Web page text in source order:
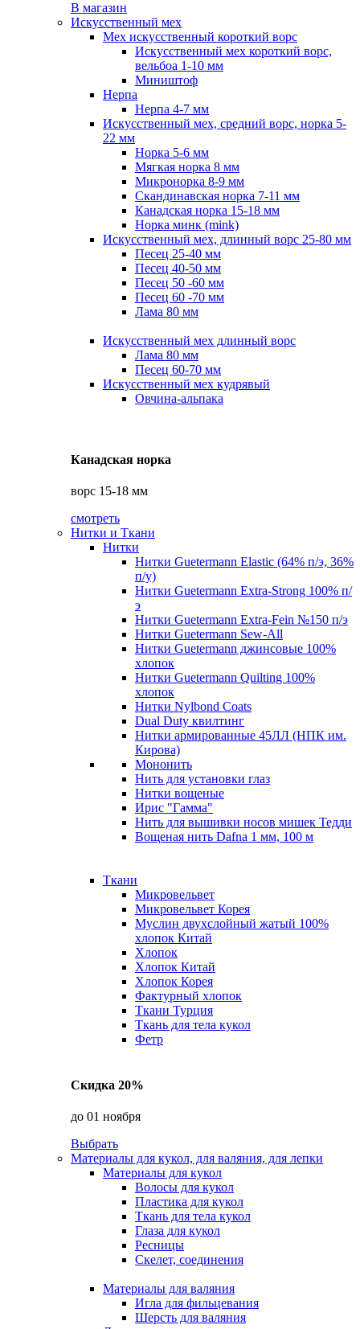
В магазин
Искусственный мех
Мех искусственный короткий ворс
Искусственный мех короткий ворс,
вельбоа 1-10 мм
Миништоф
Нерпа
Нерпа 4-7 мм
Искусственный мех, средний ворс, норка 5-
22 мм
Норка 5-6 мм
Мягкая норка 8 мм
Микронорка 8-9 мм
Скандинавская норка 7-11 мм
Канадская норка 15-18 мм
Норка минк (mink)
Искусственный мех, длинный ворс 25-80 мм
Песец 25-40 мм
Песец 40-50 мм
Песец 50 -60 мм
Песец 60 -70 мм
Лама 80 мм
Искусственный мех длинный ворс
Лама 80 мм
Песец 60-70 мм
Искусственный мех кудрявый
Овчина-альпака
Канадская норка
ворс 15-18 мм
смотреть
Нитки и Ткани
Нитки
Нитки Guetermann Elastic (64% п/э, 36%
п/у)
Нитки Guetermann Extra-Strong 100% п/
э
Нитки Guetermann Extra-Fein №150 п/э
Нитки Guetermann Sew-All
Нитки Guetermann джинсовые 100%
хлопок
Нитки Guetermann Quilting 100%
хлопок
Нитки Nylbond Coats
Dual Duty квилтинг
Нитки армированные 45ЛЛ (НПК им.
Кирова)
Мононить
Нить для установки глаз
Нитки вощеные
Ирис "Гамма"
Нить для вышивки носов мишек Тедди
Вощеная нить Dafna 1 мм, 100 м
Ткани
Микровельвет
Микровельвет Корея
Муслин двухслойный жатый 100%
хлопок Китай
Хлопок
Хлопок Китай
Хлопок Корея
Фактурный хлопок
Ткани Турция
Ткань для тела кукол
Фетр
Скидка 20%
до 01 ноября
Выбрать
Материалы для кукол, для валяния, для лепки
Материалы для кукол
Волосы для кукол
Пластика для кукол
Ткань для тела кукол
Глаза для кукол
Ресницы
Скелет, соединения
Материалы для валяния
Игла для фильцевания
Шерсть для валяния